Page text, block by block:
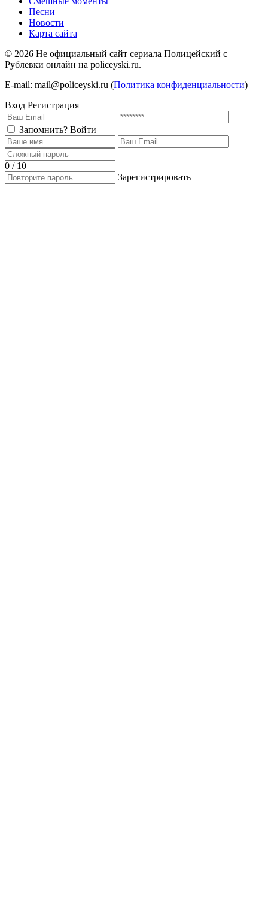
Песни
Новости
Карта сайта
© 2026 Не официальный сайт сериала Полицейский с
Рублевки онлайн на policeyski.ru.
E-mail: mail@policeyski.ru (Политика конфиденциальности)
Вход Регистрация
Запомнить? Войти
0 / 10
Зарегистрировать